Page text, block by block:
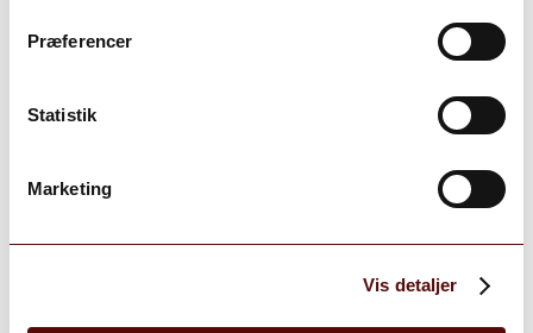
Præferencer
Statistik
Marketing
Vis detaljer